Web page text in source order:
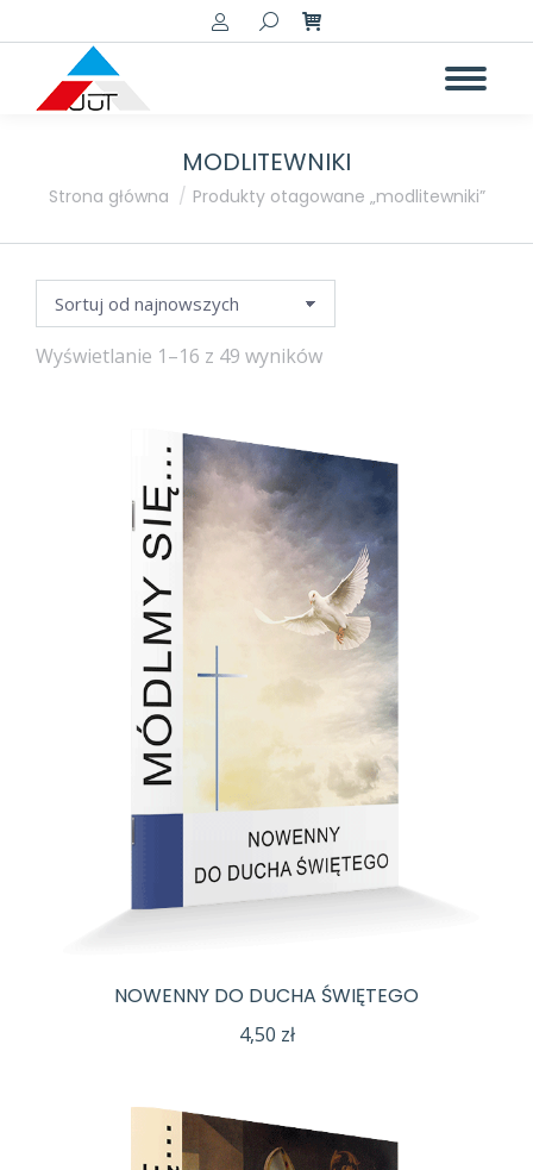
Szukaj:
MODLITEWNIKI
Jesteś tutaj:
Strona główna Produkty otagowane „modlitewniki”
Wyświetlanie 1–16 z 49 wynikówPosortowane
NOWENNY DO DUCHA ŚWIĘTEGO
4,50 zł